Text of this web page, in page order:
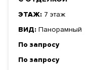
ЭТАЖ: 7 этаж
ВИД: Панорамный
По запросу
По запросу